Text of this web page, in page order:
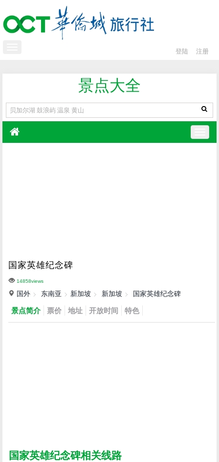
登陆 注册
景点大全
国家英雄纪念碑
14858views
国外 东南亚 新加坡 新加坡 国家英雄纪念碑
景点简介 票价 地址 开放时间 特色
国家英雄纪念碑相关线路